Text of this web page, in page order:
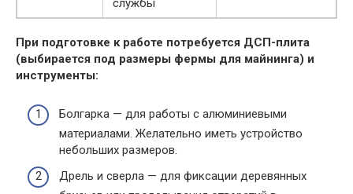
службы
При подготовке к работе потребуется ДСП-плита
(выбирается под размеры фермы для майнинга) и
инструменты:
Болгарка — для работы с алюминиевыми
материалами. Желательно иметь устройство
небольших размеров.
Дрель и сверла — для фиксации деревянных